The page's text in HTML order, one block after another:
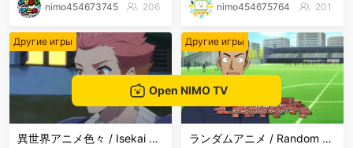
nimo454673745 206 nimo454675764 201
Другие игры
異世界アニメ色々 / Isekai Anime Mix
Другие игры
ランダムアニメ / Random Anime
Open NIMO TV